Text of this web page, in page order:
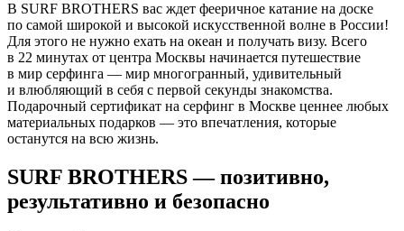
В SURF BROTHERS вас ждет фееричное катание на доске
по самой широкой и высокой искусственной волне в России!
Для этого не нужно ехать на океан и получать визу. Всего
в 22 минутах от центра Москвы начинается путешествие
в мир серфинга — мир многогранный, удивительный
и влюбляющий в себя с первой секунды знакомства.
Подарочный сертификат на серфинг в Москве ценнее любых
материальных подарков — это впечатления, которые
останутся на всю жизнь.
SURF BROTHERS — позитивно,
результативно и безопасно